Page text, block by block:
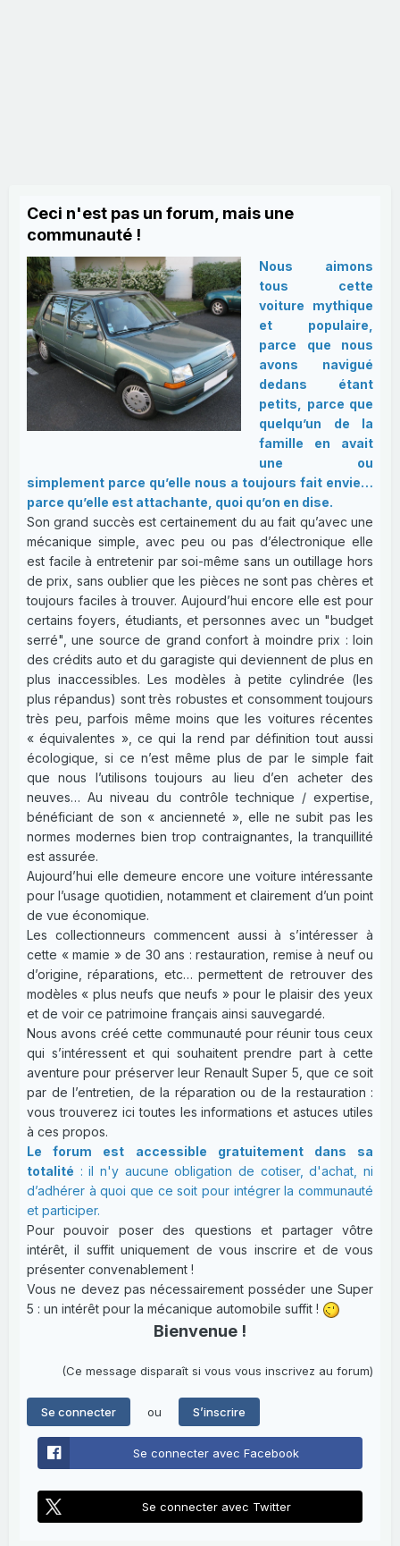
Ceci n'est pas un forum, mais une
communauté !
Nous aimons
tous cette
voiture mythique
et populaire,
parce que nous
avons navigué
dedans étant
petits, parce que
quelqu’un de la
famille en avait
une ou
simplement parce qu’elle nous a toujours fait envie…
parce qu’elle est attachante, quoi qu’on en dise.
Son grand succès est certainement du au fait qu’avec une
mécanique simple, avec peu ou pas d’électronique elle
est facile à entretenir par soi-même sans un outillage hors
de prix, sans oublier que les pièces ne sont pas chères et
toujours faciles à trouver. Aujourd’hui encore elle est pour
certains foyers, étudiants, et personnes avec un "budget
serré", une source de grand confort à moindre prix : loin
des crédits auto et du garagiste qui deviennent de plus en
plus inaccessibles. Les modèles à petite cylindrée (les
plus répandus) sont très robustes et consomment toujours
très peu, parfois même moins que les voitures récentes
« équivalentes », ce qui la rend par définition tout aussi
écologique, si ce n’est même plus de par le simple fait
que nous l’utilisons toujours au lieu d’en acheter des
neuves… Au niveau du contrôle technique / expertise,
bénéficiant de son « ancienneté », elle ne subit pas les
normes modernes bien trop contraignantes, la tranquillité
est assurée.
Aujourd’hui elle demeure encore une voiture intéressante
pour l’usage quotidien, notamment et clairement d’un point
de vue économique.
Les collectionneurs commencent aussi à s’intéresser à
cette « mamie » de 30 ans : restauration, remise à neuf ou
d’origine, réparations, etc… permettent de retrouver des
modèles « plus neufs que neufs » pour le plaisir des yeux
et de voir ce patrimoine français ainsi sauvegardé.
Nous avons créé cette communauté pour réunir tous ceux
qui s’intéressent et qui souhaitent prendre part à cette
aventure pour préserver leur Renault Super 5, que ce soit
par de l’entretien, de la réparation ou de la restauration :
vous trouverez ici toutes les informations et astuces utiles
à ces propos.
Le forum est accessible gratuitement dans sa
totalité : il n'y aucune obligation de cotiser, d'achat, ni
d’adhérer à quoi que ce soit pour intégrer la communauté
et participer.
Pour pouvoir poser des questions et partager vôtre
intérêt, il suffit uniquement de vous inscrire et de vous
présenter convenablement !
Vous ne devez pas nécessairement posséder une Super
5 : un intérêt pour la mécanique automobile suffit !
Bienvenue !
(Ce message disparaît si vous vous inscrivez au forum)
Se connecter ou S’inscrire
Se connecter avec Facebook
Se connecter avec Twitter